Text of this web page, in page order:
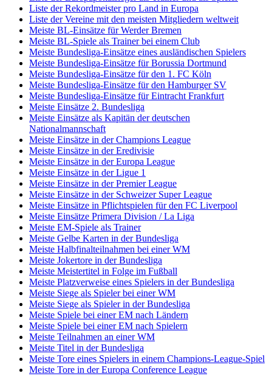
Liste der Rekordmeister pro Land in Europa
Liste der Vereine mit den meisten Mitgliedern weltweit
Meiste BL-Einsätze für Werder Bremen
Meiste BL-Spiele als Trainer bei einem Club
Meiste Bundesliga-Einsätze eines ausländischen Spielers
Meiste Bundesliga-Einsätze für Borussia Dortmund
Meiste Bundesliga-Einsätze für den 1. FC Köln
Meiste Bundesliga-Einsätze für den Hamburger SV
Meiste Bundesliga-Einsätze für Eintracht Frankfurt
Meiste Einsätze 2. Bundesliga
Meiste Einsätze als Kapitän der deutschen
Nationalmannschaft
Meiste Einsätze in der Champions League
Meiste Einsätze in der Eredivisie
Meiste Einsätze in der Europa League
Meiste Einsätze in der Ligue 1
Meiste Einsätze in der Premier League
Meiste Einsätze in der Schweizer Super League
Meiste Einsätze in Pflichtspielen für den FC Liverpool
Meiste Einsätze Primera Division / La Liga
Meiste EM-Spiele als Trainer
Meiste Gelbe Karten in der Bundesliga
Meiste Halbfinalteilnahmen bei einer WM
Meiste Jokertore in der Bundesliga
Meiste Meistertitel in Folge im Fußball
Meiste Platzverweise eines Spielers in der Bundesliga
Meiste Siege als Spieler bei einer WM
Meiste Siege als Spieler in der Bundesliga
Meiste Spiele bei einer EM nach Ländern
Meiste Spiele bei einer EM nach Spielern
Meiste Teilnahmen an einer WM
Meiste Titel in der Bundesliga
Meiste Tore eines Spielers in einem Champions-League-Spiel
Meiste Tore in der Europa Conference League